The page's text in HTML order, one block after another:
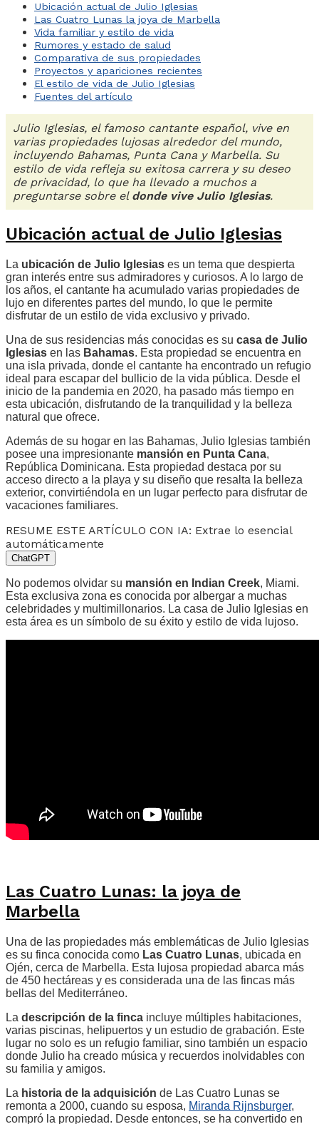
Ubicación actual de Julio Iglesias
Las Cuatro Lunas la joya de Marbella
Vida familiar y estilo de vida
Rumores y estado de salud
Comparativa de sus propiedades
Proyectos y apariciones recientes
El estilo de vida de Julio Iglesias
Fuentes del artículo
Julio Iglesias, el famoso cantante español, vive en
varias propiedades lujosas alrededor del mundo,
incluyendo Bahamas, Punta Cana y Marbella. Su
estilo de vida refleja su exitosa carrera y su deseo
de privacidad, lo que ha llevado a muchos a
preguntarse sobre el donde vive Julio Iglesias.
Ubicación actual de Julio Iglesias
La ubicación de Julio Iglesias es un tema que despierta
gran interés entre sus admiradores y curiosos. A lo largo de
los años, el cantante ha acumulado varias propiedades de
lujo en diferentes partes del mundo, lo que le permite
disfrutar de un estilo de vida exclusivo y privado.
Una de sus residencias más conocidas es su casa de Julio
Iglesias en las Bahamas. Esta propiedad se encuentra en
una isla privada, donde el cantante ha encontrado un refugio
ideal para escapar del bullicio de la vida pública. Desde el
inicio de la pandemia en 2020, ha pasado más tiempo en
esta ubicación, disfrutando de la tranquilidad y la belleza
natural que ofrece.
Además de su hogar en las Bahamas, Julio Iglesias también
posee una impresionante mansión en Punta Cana,
República Dominicana. Esta propiedad destaca por su
acceso directo a la playa y su diseño que resalta la belleza
exterior, convirtiéndola en un lugar perfecto para disfrutar de
vacaciones familiares.
RESUME ESTE ARTÍCULO CON IA: Extrae lo esencial
automáticamente
ChatGPT
No podemos olvidar su mansión en Indian Creek, Miami.
Esta exclusiva zona es conocida por albergar a muchas
celebridades y multimillonarios. La casa de Julio Iglesias en
esta área es un símbolo de su éxito y estilo de vida lujoso.
Las Cuatro Lunas: la joya de
Marbella
Una de las propiedades más emblemáticas de Julio Iglesias
es su finca conocida como Las Cuatro Lunas, ubicada en
Ojén, cerca de Marbella. Esta lujosa propiedad abarca más
de 450 hectáreas y es considerada una de las fincas más
bellas del Mediterráneo.
La descripción de la finca incluye múltiples habitaciones,
varias piscinas, helipuertos y un estudio de grabación. Este
lugar no solo es un refugio familiar, sino también un espacio
donde Julio ha creado música y recuerdos inolvidables con
su familia y amigos.
La historia de la adquisición de Las Cuatro Lunas se
remonta a 2000, cuando su esposa, Miranda Rijnsburger,
compró la propiedad. Desde entonces, se ha convertido en